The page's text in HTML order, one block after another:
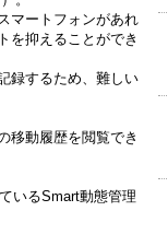
マートフォンがあれ
を抑えることができ
録するため、難しい
移動履歴を閲覧でき
いるSmart動態管理